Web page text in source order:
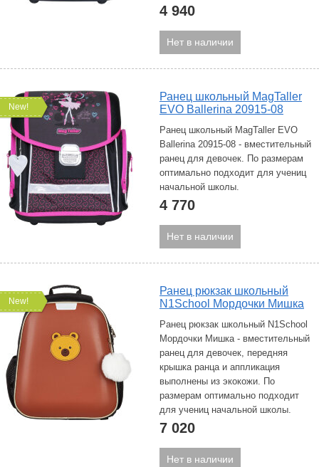
4 940
Нет в наличии
New!
Ранец школьный MagTaller
EVO Ballerina 20915-08
Ранец школьный MagTaller EVO
Ballerina 20915-08 - вместительный
ранец для девочек. По размерам
оптимально подходит для учениц
начальной школы.
4 770
Нет в наличии
New!
Ранец рюкзак школьный
N1School Мордочки Мишка
Ранец рюкзак школьный N1School
Мордочки Мишка - вместительный
ранец для девочек, передняя
крышка ранца и аппликация
выполнены из экокожи. По
размерам оптимально подходит
для учениц начальной школы.
7 020
Нет в наличии